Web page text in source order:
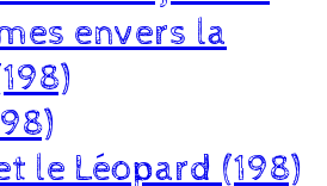
envers la
le Léopard (198)